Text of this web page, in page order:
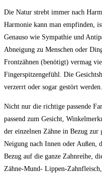
Die Natur strebt immer nach
Harmonie kann man empfinden,
Genauso wie Sympathie und
Abneigung zu Menschen oder
Frontzähnen (benötigt) vermag
Fingerspitzengefühl. Die
verzerrt oder sogar gestört werden.
Nicht nur die richtige passende
passend zum Gesicht,
der einzelnen Zähne in Bezug zur
Neigung nach Innen oder Außen,
Bezug auf die ganze Zahnreihe,
Zähne-Mund- Lippen-